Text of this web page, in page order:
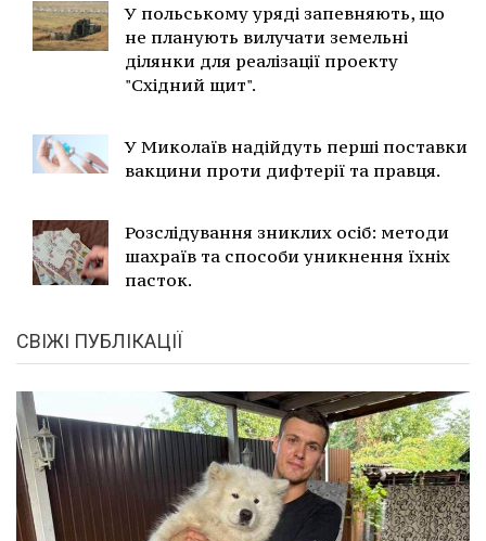
У польському уряді запевняють, що
не планують вилучати земельні
ділянки для реалізації проекту
"Східний щит".
У Миколаїв надійдуть перші поставки
вакцини проти дифтерії та правця.
Розслідування зниклих осіб: методи
шахраїв та способи уникнення їхніх
пасток.
СВІЖІ ПУБЛІКАЦІЇ